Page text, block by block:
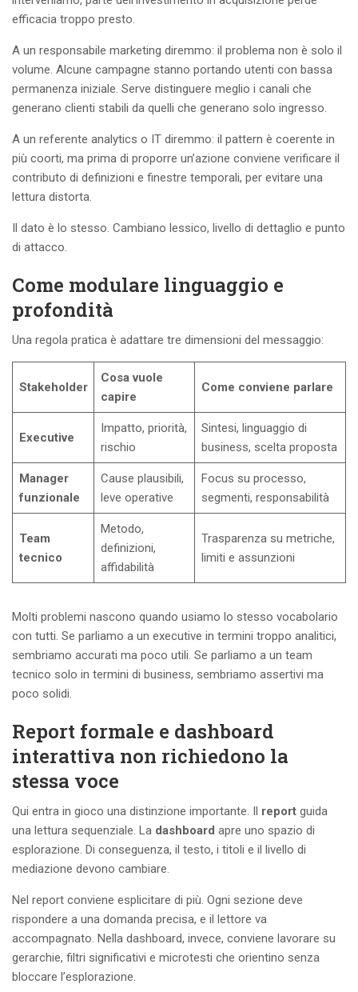
efficacia troppo presto.
A un responsabile marketing diremmo: il problema non è solo il
volume. Alcune campagne stanno portando utenti con bassa
permanenza iniziale. Serve distinguere meglio i canali che
generano clienti stabili da quelli che generano solo ingresso.
A un referente analytics o IT diremmo: il pattern è coerente in
più coorti, ma prima di proporre un’azione conviene verificare il
contributo di definizioni e finestre temporali, per evitare una
lettura distorta.
Il dato è lo stesso. Cambiano lessico, livello di dettaglio e punto
di attacco.
Come modulare linguaggio e
profondità
Una regola pratica è adattare tre dimensioni del messaggio:
Stakeholder
Cosa vuole
capire
Come conviene parlare
Executive
Impatto, priorità,
rischio
Sintesi, linguaggio di
business, scelta proposta
Manager
funzionale
Cause plausibili,
leve operative
Focus su processo,
segmenti, responsabilità
Team
tecnico
Metodo,
definizioni,
affidabilità
Trasparenza su metriche,
limiti e assunzioni
Molti problemi nascono quando usiamo lo stesso vocabolario
con tutti. Se parliamo a un executive in termini troppo analitici,
sembriamo accurati ma poco utili. Se parliamo a un team
tecnico solo in termini di business, sembriamo assertivi ma
poco solidi.
Report formale e dashboard
interattiva non richiedono la
stessa voce
Qui entra in gioco una distinzione importante. Il report guida
una lettura sequenziale. La dashboard apre uno spazio di
esplorazione. Di conseguenza, il testo, i titoli e il livello di
mediazione devono cambiare.
Nel report conviene esplicitare di più. Ogni sezione deve
rispondere a una domanda precisa, e il lettore va
accompagnato. Nella dashboard, invece, conviene lavorare su
gerarchie, filtri significativi e microtesti che orientino senza
bloccare l’esplorazione.